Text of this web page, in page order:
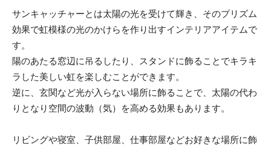
サンキャッチャーとは太陽の光を受けて輝き、そのプリズム
効果で虹模様の光のかけらを作り出すインテリアアイテムで
す。
陽のあたる窓辺に吊るしたり、スタンドに飾ることでキラキ
ラした美しい虹を楽しむことができます。
逆に、玄関など光が入らない場所に飾ることで、太陽の代わ
りとなり空間の波動（気）を高める効果もあります。
リビングや寝室、子供部屋、仕事部屋などお好きな場所に飾